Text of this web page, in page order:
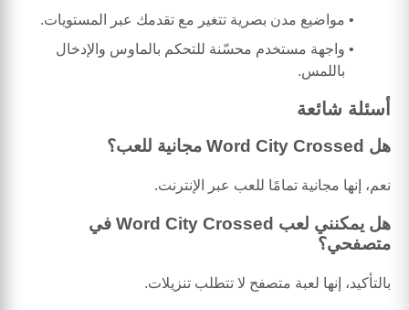
مواضيع مدن بصرية تتغير مع تقدمك عبر المستويات.
واجهة مستخدم محسّنة للتحكم بالماوس والإدخال
باللمس.
أسئلة شائعة
هل Word City Crossed مجانية للعب؟
نعم، إنها مجانية تمامًا للعب عبر الإنترنت.
هل يمكنني لعب Word City Crossed في
متصفحي؟
بالتأكيد، إنها لعبة متصفح لا تتطلب تنزيلات.